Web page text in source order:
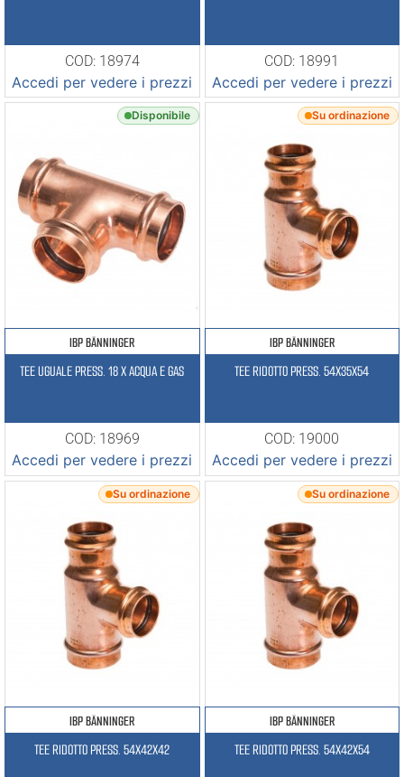
COD: 18974
Accedi per vedere i prezzi
COD: 18991
Accedi per vedere i prezzi
Disponibile
IBP BÄNNINGER
TEE UGUALE PRESS. 18 X ACQUA E GAS
COD: 18969
Accedi per vedere i prezzi
Su ordinazione
IBP BÄNNINGER
TEE RIDOTTO PRESS. 54X35X54
COD: 19000
Accedi per vedere i prezzi
Su ordinazione
IBP BÄNNINGER
TEE RIDOTTO PRESS. 54X42X42
Su ordinazione
IBP BÄNNINGER
TEE RIDOTTO PRESS. 54X42X54